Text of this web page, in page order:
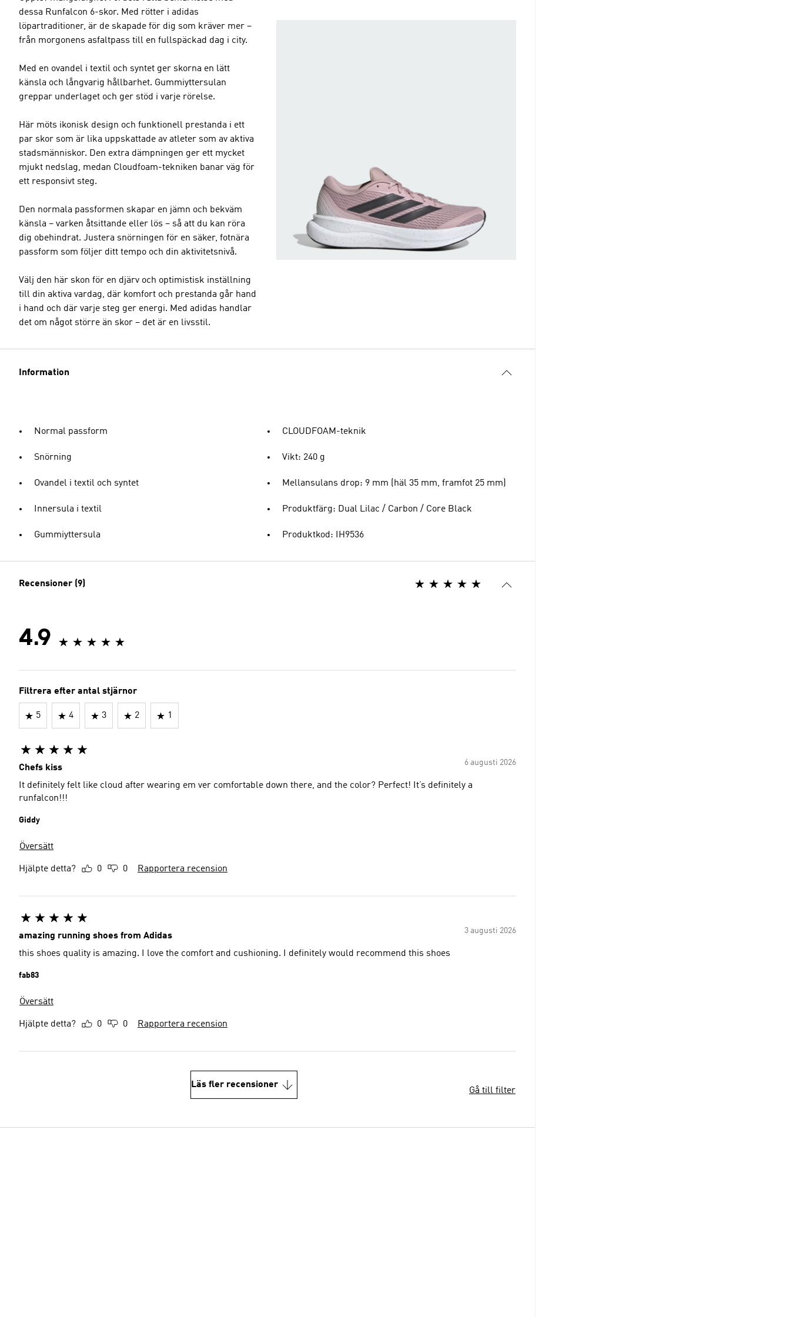
dessa Runfalcon 6-skor. Med rötter i adidas
löpartraditioner, är de skapade för dig som kräver mer –
från morgonens asfaltpass till en fullspäckad dag i city.
Med en ovandel i textil och syntet ger skorna en lätt
känsla och långvarig hållbarhet. Gummiyttersulan
greppar underlaget och ger stöd i varje rörelse.
Här möts ikonisk design och funktionell prestanda i ett
par skor som är lika uppskattade av atleter som av aktiva
stadsmänniskor. Den extra dämpningen ger ett mycket
mjukt nedslag, medan Cloudfoam-tekniken banar väg för
ett responsivt steg.
Den normala passformen skapar en jämn och bekväm
känsla – varken åtsittande eller lös – så att du kan röra
dig obehindrat. Justera snörningen för en säker, fotnära
passform som följer ditt tempo och din aktivitetsnivå.
Välj den här skon för en djärv och optimistisk inställning
till din aktiva vardag, där komfort och prestanda går hand
i hand och där varje steg ger energi. Med adidas handlar
det om något större än skor – det är en livsstil.
Information
Normal passform
Snörning
Ovandel i textil och syntet
Innersula i textil
Gummiyttersula
CLOUDFOAM-teknik
Vikt: 240 g
Mellansulans drop: 9 mm (häl 35 mm, framfot 25 mm)
Produktfärg: Dual Lilac / Carbon / Core Black
Produktkod: IH9536
Recensioner (9)
4.9
Filtrera efter antal stjärnor
5 4 3 2 1
6 augusti 2026
Chefs kiss
It definitely felt like cloud after wearing em ver comfortable down there, and the color? Perfect! It’s definitely a
runfalcon!!!
Giddy
Översätt
Hjälpte detta? 0 0 Rapportera recension
3 augusti 2026
amazing running shoes from Adidas
this shoes quality is amazing. I love the comfort and cushioning. I definitely would recommend this shoes
fab83
Översätt
Hjälpte detta? 0 0 Rapportera recension
Läs fler recensioner
Gå till filter